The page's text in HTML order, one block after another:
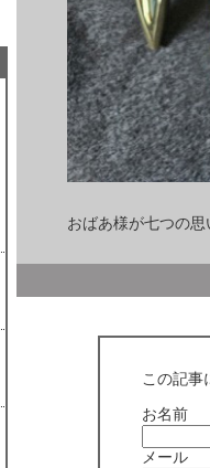
おばあ様が七つの
この記事
お名前
メール